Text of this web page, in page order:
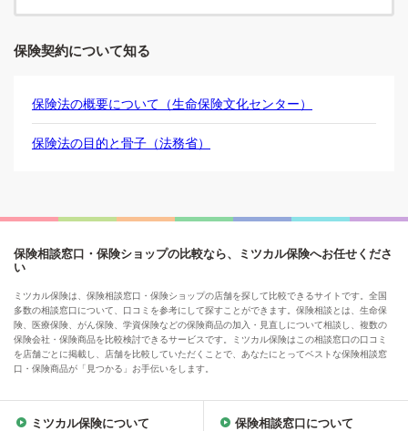
保険契約について知る
保険法の概要について（生命保険文化センター）
保険法の目的と骨子（法務省）
保険相談窓口・保険ショップの比較なら、ミツカル保険へお任せくださ
い
ミツカル保険は、保険相談窓口・保険ショップの店舗を探して比較できるサイトです。全国
多数の相談窓口について、口コミを参考にして探すことができます。保険相談とは、生命保
険、医療保険、がん保険、学資保険などの保険商品の加入・見直しについて相談し、複数の
保険会社・保険商品を比較検討できるサービスです。ミツカル保険はこの相談窓口の口コミ
を店舗ごとに掲載し、店舗を比較していただくことで、あなたにとってベストな保険相談窓
口・保険商品が「見つかる」お手伝いをします。
ミツカル保険について 保険相談窓口について